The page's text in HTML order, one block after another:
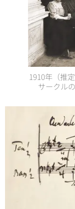
1910年（推
サークル